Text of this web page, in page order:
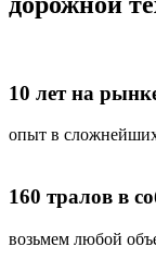
10 лет на
опыт в
160 тралов в
возьмем любой